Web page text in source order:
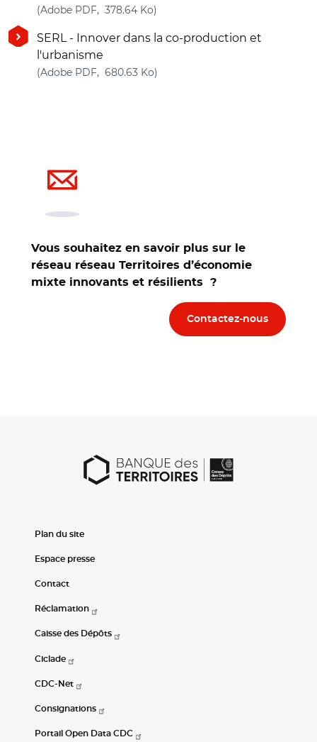
(Adobe PDF, 378.64 Ko)
SERL - Innover dans la co-production et
l'urbanisme
(Adobe PDF, 680.63 Ko)
Vous souhaitez en savoir plus sur le
réseau réseau Territoires d’économie
mixte innovants et résilients ?
Contactez-nous
Plan du site
Espace presse
Contact
Réclamation
Caisse des Dépôts
Ciclade
CDC-Net
Consignations
Portail Open Data CDC